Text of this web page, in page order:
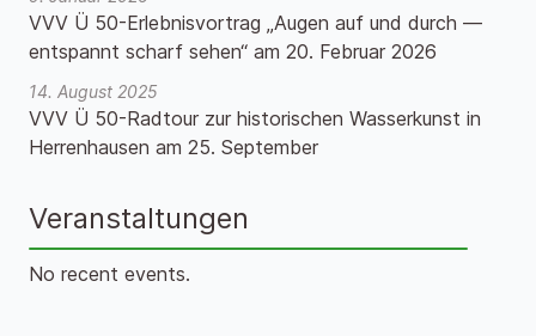
VVV Ü 50-Erlebnisvortrag „Augen auf und durch —
entspannt scharf sehen“ am 20. Februar 2026
14. August 2025
VVV Ü 50-Radtour zur historischen Wasserkunst in
Herrenhausen am 25. September
Veranstaltungen
No recent events.